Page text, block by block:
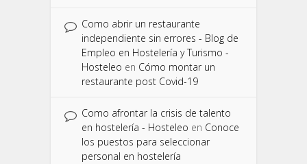
Como abrir un restaurante
independiente sin errores - Blog de
Empleo en Hostelería y Turismo -
Hosteleo en Cómo montar un
restaurante post Covid-19
Como afrontar la crisis de talento
en hostelería - Hosteleo en Conoce
los puestos para seleccionar
personal en hostelería